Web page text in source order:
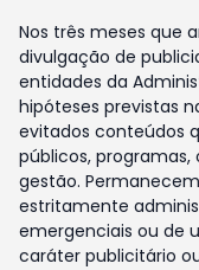
Nos três meses que
divulgação de
entidades da
hipóteses previstas
evitados conteúdos
públicos, programas,
gestão.
estritamente
emergenciais ou de
caráter publicitário